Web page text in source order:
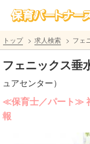
トップ 求人検索 フェ
フェニックス垂
ュアセンター）
≪保育士／パート≫
報